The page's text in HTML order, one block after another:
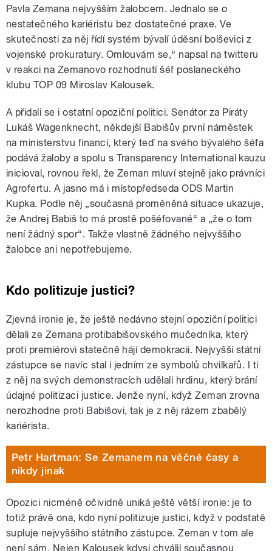
Pavla Zemana nejvyšším žalobcem. Jednalo se o
nestatečného kariéristu bez dostatečné praxe. Ve
skutečnosti za něj řídí systém bývalí úděsní bolševici z
vojenské prokuratury. Omlouvám se,“ napsal na twitteru
v reakci na Zemanovo rozhodnutí šéf poslaneckého
klubu TOP 09 Miroslav Kalousek.
A přidali se i ostatní opoziční politici. Senátor za Piráty
Lukáš Wagenknecht, někdejší Babišův první náměstek
na ministerstvu financí, který teď na svého bývalého šéfa
podává žaloby a spolu s Transparency International kauzu
inicioval, rovnou řekl, že Zeman mluví stejně jako právníci
Agrofertu. A jasno má i místopředseda ODS Martin
Kupka. Podle něj „současná proměněná situace ukazuje,
že Andrej Babiš to má prostě pošéfované“ a „že o tom
není žádný spor“. Takže vlastně žádného nejvyššího
žalobce ani nepotřebujeme.
Kdo politizuje justici?
Zjevná ironie je, že ještě nedávno stejní opoziční politici
dělali ze Zemana protibabišovského mučedníka, který
proti premiérovi statečně hájí demokracii. Nejvyšší státní
zástupce se navíc stal i jedním ze symbolů chvilkařů. I ti
z něj na svých demonstracích udělali hrdinu, který brání
údajné politizaci justice. Jenže nyní, když Zeman zrovna
nerozhodne proti Babišovi, tak je z něj rázem zbabělý
kariérista.
Petr Hartman: Se Zemanem na věčné časy a
nikdy jinak
Opozici nicméně očividně uniká ještě větší ironie: je to
totiž právě ona, kdo nyní politizuje justici, když v podstatě
supluje nejvyššího státního zástupce. Zeman v tom ale
není sám. Nejen Kalousek kdysi chválil současnou